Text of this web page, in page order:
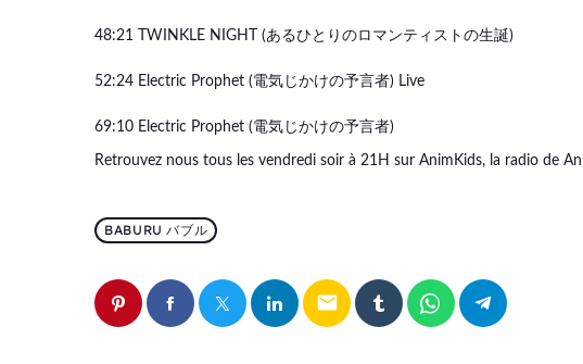
48:21 TWINKLE NIGHT (あるひとりのロマンティストの生誕)
52:24 Electric Prophet (電気じかけの予言者) Live
69:10 Electric Prophet (電気じかけの予言者)
Retrouvez nous tous les vendredi soir à 21H sur AnimKids, la radio de
BABURU バブル
email